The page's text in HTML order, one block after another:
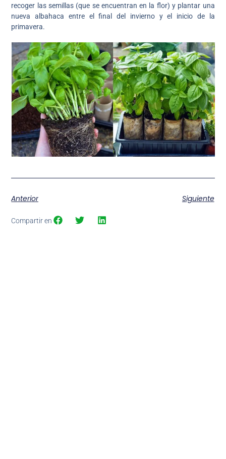
recoger las semillas (que se encuentran en la flor) y plantar una
nueva albahaca entre el final del invierno y el inicio de la
primavera.
Anterior Siguiente
Compartir en